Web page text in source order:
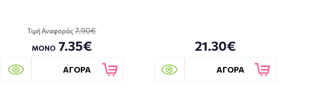
Τιμή Αναφοράς 7.90€
ΜΟΝΟ 7.35€
ΑΓΟΡΑ
21.30€
ΑΓΟΡΑ